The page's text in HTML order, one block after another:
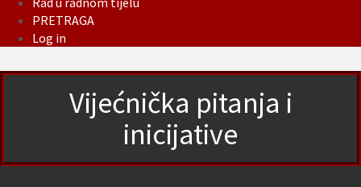
PRETRAGA
Log in
Vijećnička pitanja i
inicijative